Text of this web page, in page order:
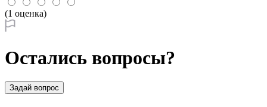
(1 оценка)
Остались вопросы?
Задай вопрос